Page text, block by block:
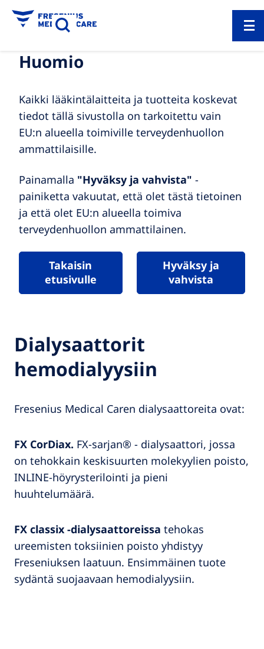
Huomio
Kaikki lääkintälaitteita ja tuotteita koskevat
tiedot tällä sivustolla on tarkoitettu vain
EU:n alueella toimiville terveydenhuollon
ammattilaisille.
Painamalla "Hyväksy ja vahvista" -
painiketta vakuutat, että olet tästä tietoinen
ja että olet EU:n alueella toimiva
terveydenhuollon ammattilainen.
Takaisin
etusivulle
Hyväksy ja
vahvista
Dialysaattorit
hemodialyysiin
Fresenius Medical Caren dialysaattoreita ovat:
FX CorDiax. FX-sarjan® - dialysaattori, jossa
on tehokkain keskisuurten molekyylien poisto,
INLINE-höyrysterilointi ja pieni
huuhtelumäärä.
FX classix -dialysaattoreissa tehokas
ureemisten toksiinien poisto yhdistyy
Freseniuksen laatuun. Ensimmäinen tuote
sydäntä suojaavaan hemodialyysiin.